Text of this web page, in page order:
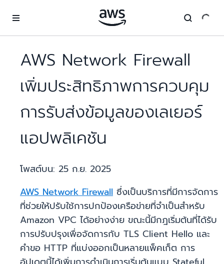
AWS Network Firewall
เพิ่มประสิทธิภาพการควบคุม
การรับส่งข้อมูลของเลเยอร์
แอปพลิเคชัน
โพสต์บน: 25 ก.ย. 2025
AWS Network Firewall ซึ่งเป็นบริการที่มีการจัดการ
ที่ช่วยให้ปรับใช้การปกป้องเครือข่ายที่จำเป็นสำหรับ
Amazon VPC ได้อย่างง่าย ขณะนี้มีกฎเริ่มต้นที่ได้รับ
การปรับปรุงเพื่อจัดการกับ TLS Client Hello และ
คำขอ HTTP ที่แบ่งออกเป็นหลายแพ็คเก็ต การ